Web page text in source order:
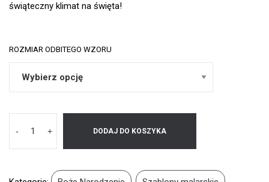
świąteczny klimat na święta!
ROZMIAR ODBITEGO WZORU
- + DODAJ DO KOSZYKA